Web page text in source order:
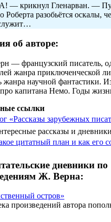
— крикнул Гленарван. —
Роберта разобьётся оскалы,
об авторе:
— французский писатель,
жанра приключенческой
жанра научной фантастики.
капитана Немо. Годы
ссылки
«Рассказы зарубежных
рассказы и
цитатный план и как его
дневники по
Ж. Верна:
остров»
произведений автора